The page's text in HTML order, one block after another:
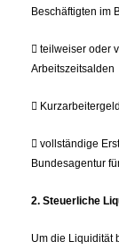
Beschäftigten im
 teilweiser oder
Arbeitszeitsalden

 vollständige
Bundesagentur
2. Steuerliche
Um die Liquidität